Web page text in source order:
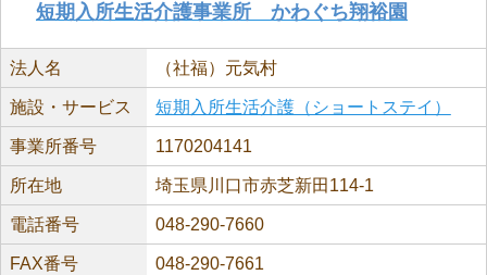
短期入所生活介護事業所 かわぐち翔裕園
法人名 （社福）元気村
施設・サービス 短期入所生活介護（ショートステイ）
事業所番号 1170204141
所在地 埼玉県川口市赤芝新田114-1
電話番号 048-290-7660
FAX番号 048-290-7661